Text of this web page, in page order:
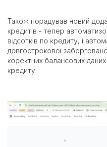
Також порадував новий
кредитів - тепер
відсотків по кредиту, і
довгострокової
коректних балансових
кредиту.